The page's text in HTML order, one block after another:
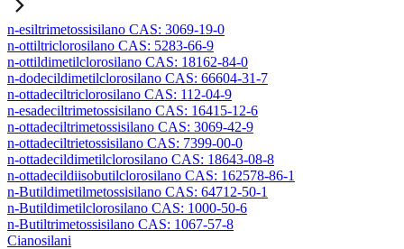
n-esiltrimetossisilano CAS: 3069-19-0
n-ottiltriclorosilano CAS: 5283-66-9
n-ottildimetilclorosilano CAS: 18162-84-0
n-dodecildimetilclorosilano CAS: 66604-31-7
n-ottadeciltriclorosilano CAS: 112-04-9
n-esadeciltrimetossisilano CAS: 16415-12-6
n-ottadeciltrimetossisilano CAS: 3069-42-9
n-ottadeciltrietossisilano CAS: 7399-00-0
n-ottadecildimetilclorosilano CAS: 18643-08-8
n-ottadecildiisobutilclorosilano CAS: 162578-86-1
n-Butildimetilmetossisilano CAS: 64712-50-1
n-Butildimetilclorosilano CAS: 1000-50-6
n-Butiltrimetossisilano CAS: 1067-57-8
Cianosilani